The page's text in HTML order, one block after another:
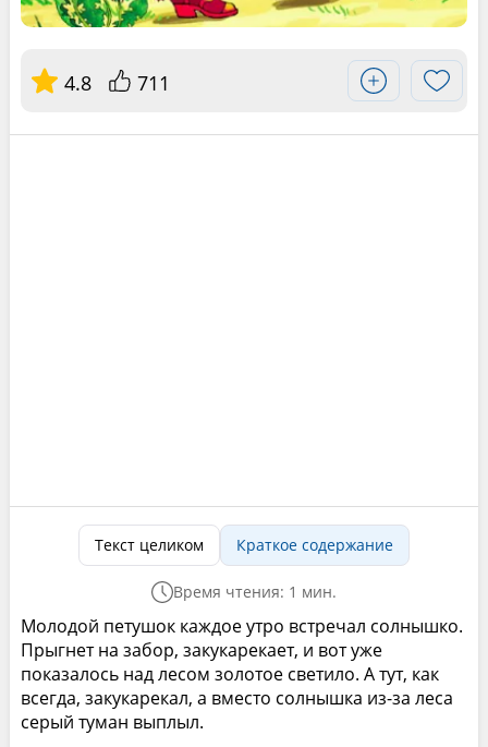
4.8 711
Текст целиком Краткое содержание
Время чтения: 1 мин.
Молодой петушок каждое утро встречал солнышко.
Прыгнет на забор, закукарекает, и вот уже
показалось над лесом золотое светило. А тут, как
всегда, закукарекал, а вместо солнышка из-за леса
серый туман выплыл.